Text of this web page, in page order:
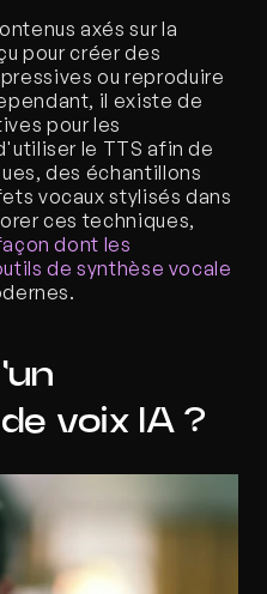
axés sur la
pour créer des
ou reproduire
il existe de
pour les
le TTS afin de
des échantillons
vocaux stylisés dans
ces techniques,
dont les
de synthèse vocale
voix IA ?